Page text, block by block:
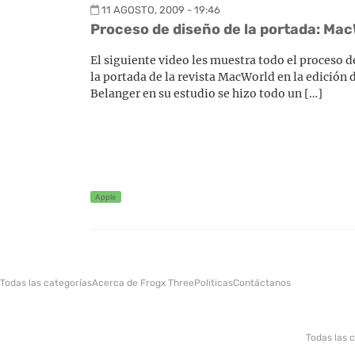
11 AGOSTO, 2009 - 19:46
Proceso de diseño de la portada:
El siguiente video les muestra todo el proceso
la portada de la revista MacWorld en la edición
Belanger en su estudio se hizo todo un […]
Apple
Todas las categoríasAcerca de Frogx ThreePoliticasContáctanos
Todas las